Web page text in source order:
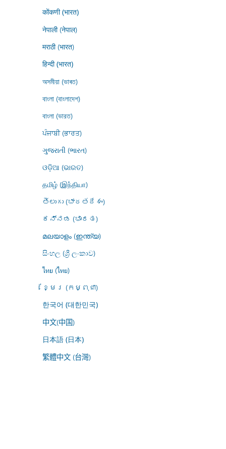
कोंकणी (भारत)
नेपाली (नेपाल)
मराठी (भारत)
हिन्दी (भारत)
অসমীয়া (ভাৰত)
বাংলা (বাংলাদেশ)
বাংলা (ভারত)
ਪੰਜਾਬੀ (ਭਾਰਤ)
ગુજરાતી (ભારત)
ଓଡ଼ିଆ (ଭାରତ)
தமிழ் (இந்தியா)
తెలుగు (భారతదేశం)
ಕನ್ನಡ (ಭಾರತ)
മലയാളം (ഇന്ത്യ)
සිංහල (ශ්‍රී ලංකාව)
ไทย (ไทย)
ខ្មែរ (កម្ពុជា)
한국어 (대한민국)
中文(中国)
日本語 (日本)
繁體中文 (台灣)